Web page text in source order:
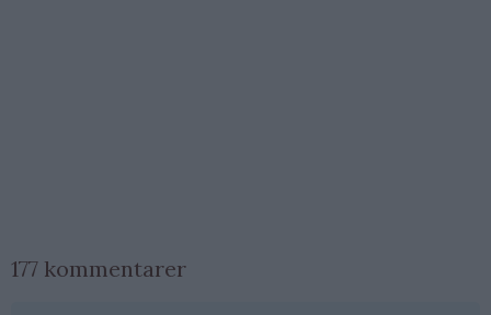
177 kommentarer